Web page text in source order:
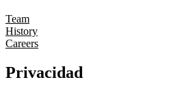
Team
History
Careers
Privacidad